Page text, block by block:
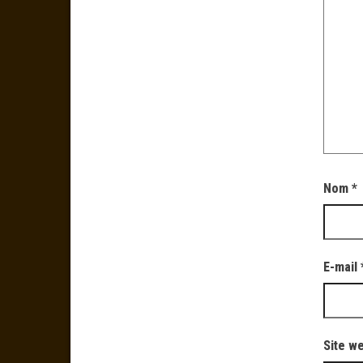
Nom*
E-mail
Site